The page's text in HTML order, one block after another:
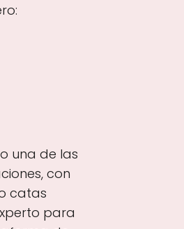
una de las
con
catas
para